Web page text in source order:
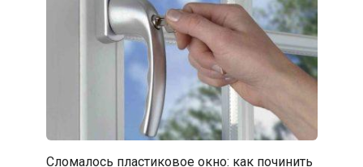
Сломалось пластиковое окно: как починить